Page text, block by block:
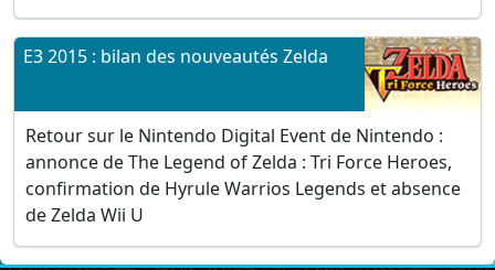
E3 2015 : bilan des nouveautés Zelda
Retour sur le Nintendo Digital Event de Nintendo :
annonce de The Legend of Zelda : Tri Force Heroes,
confirmation de Hyrule Warrios Legends et absence
de Zelda Wii U